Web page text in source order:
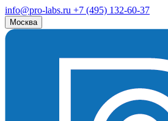
info@pro-labs.ru +7 (495) 132-60-37
Москва